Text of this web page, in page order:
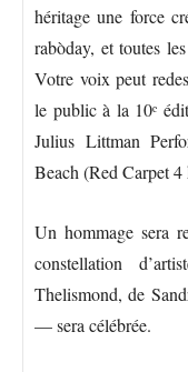
héritage une force
rabòday, et toutes
Votre voix peut
le public à la 10ᵉ
Julius Littman
Beach (Red Carpet
Un hommage sera
constellation
Thelismond, de
— sera célébrée.